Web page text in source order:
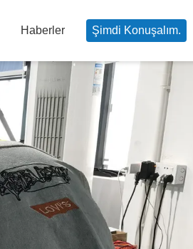
Haberler Şimdi Konuşalım.